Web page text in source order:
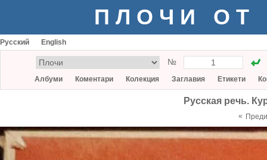
ПЛОЧИ ОТ
Русский English
№
Албуми Коментари Колекция Заглавия Етикети
Русская речь.
«